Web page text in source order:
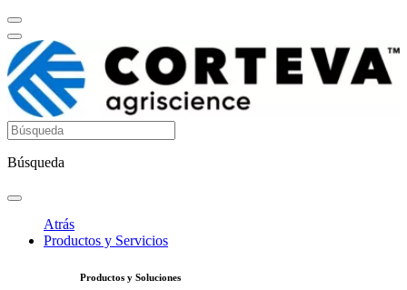
Búsqueda
Atrás
Productos y Servicios
Productos y Soluciones